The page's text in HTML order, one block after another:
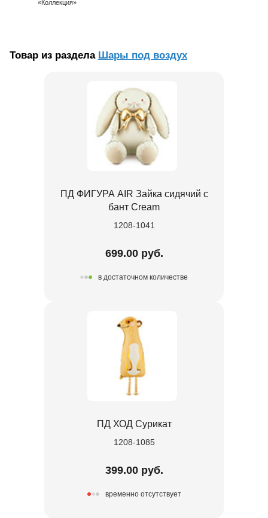
«Коллекция»
Товар из раздела Шары под воздух
ПД ФИГУРА AIR Зайка сидячий с
бант Cream
1208-1041
699.00 руб.
в достаточном количестве
ПД ХОД Сурикат
1208-1085
399.00 руб.
временно отсутствует